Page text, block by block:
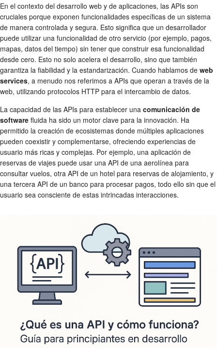
En el contexto del desarrollo web y de aplicaciones, las APIs son
cruciales porque exponen funcionalidades específicas de un sistema
de manera controlada y segura. Esto significa que un desarrollador
puede utilizar una funcionalidad de otro servicio (por ejemplo, pagos,
mapas, datos del tiempo) sin tener que construir esa funcionalidad
desde cero. Esto no solo acelera el desarrollo, sino que también
garantiza la fiabilidad y la estandarización. Cuando hablamos de web
services, a menudo nos referimos a APIs que operan a través de la
web, utilizando protocolos HTTP para el intercambio de datos.
La capacidad de las APIs para establecer una comunicación de
software fluida ha sido un motor clave para la innovación. Ha
permitido la creación de ecosistemas donde múltiples aplicaciones
pueden coexistir y complementarse, ofreciendo experiencias de
usuario más ricas y complejas. Por ejemplo, una aplicación de
reservas de viajes puede usar una API de una aerolínea para
consultar vuelos, otra API de un hotel para reservas de alojamiento, y
una tercera API de un banco para procesar pagos, todo ello sin que el
usuario sea consciente de estas intrincadas interacciones.